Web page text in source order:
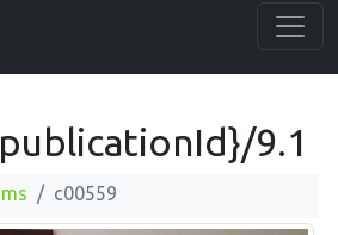
9.1
c00559